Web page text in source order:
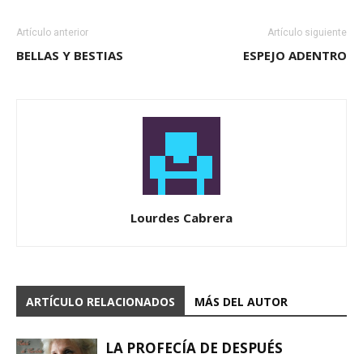
Artículo anterior
BELLAS Y BESTIAS
Artículo siguiente
ESPEJO ADENTRO
Lourdes Cabrera
ARTÍCULO RELACIONADOS MÁS DEL AUTOR
LA PROFECÍA DE DESPUÉS